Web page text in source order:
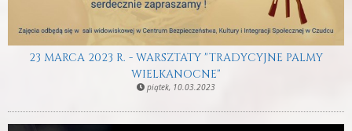
23 MARCA 2023 R. - WARSZTATY "TRADYCYJNE PALMY
WIELKANOCNE"
piątek, 10.03.2023